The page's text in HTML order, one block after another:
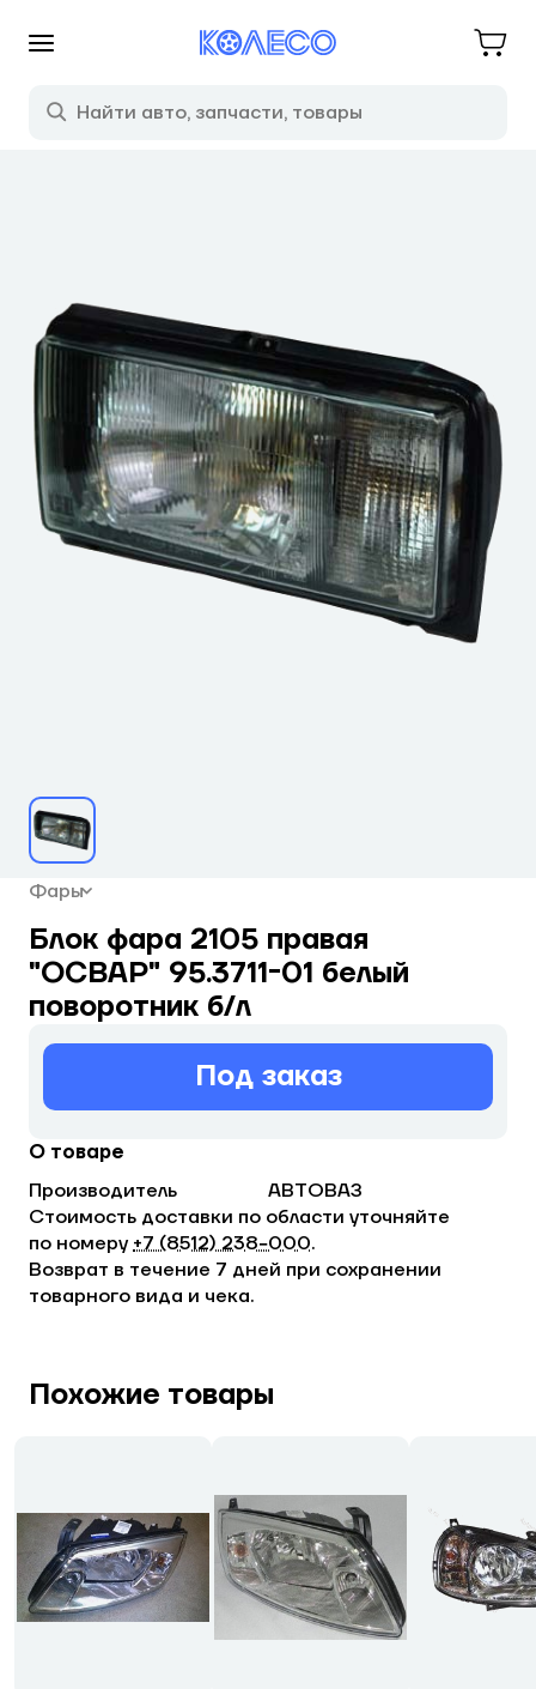
Фары
Блок фара 2105 правая
"ОСВАР" 95.3711-01 белый
поворотник б/л
Под заказ
О товаре
Производитель
АВТОВАЗ
Стоимость доставки по области уточняйте
по номеру +7 (8512) 238−000.
Возврат в течение 7 дней при сохранении
товарного вида и чека.
Похожие товары